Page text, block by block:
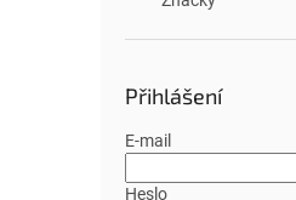
Přihlášení
E-mail
Heslo